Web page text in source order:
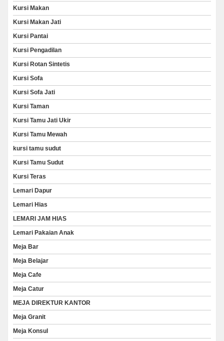
Kursi Makan
Kursi Makan Jati
Kursi Pantai
Kursi Pengadilan
Kursi Rotan Sintetis
Kursi Sofa
Kursi Sofa Jati
Kursi Taman
Kursi Tamu Jati Ukir
Kursi Tamu Mewah
kursi tamu sudut
Kursi Tamu Sudut
Kursi Teras
Lemari Dapur
Lemari Hias
LEMARI JAM HIAS
Lemari Pakaian Anak
Meja Bar
Meja Belajar
Meja Cafe
Meja Catur
MEJA DIREKTUR KANTOR
Meja Granit
Meja Konsul